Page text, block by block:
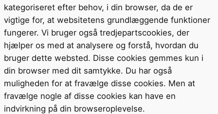
kategoriseret efter behov, i din browser, da de er
vigtige for, at websitetens grundlæggende funktioner
fungerer. Vi bruger også tredjepartscookies, der
hjælper os med at analysere og forstå, hvordan du
bruger dette websted. Disse cookies gemmes kun i
din browser med dit samtykke. Du har også
muligheden for at fravælge disse cookies. Men at
fravælge nogle af disse cookies kan have en
indvirkning på din browseroplevelse.